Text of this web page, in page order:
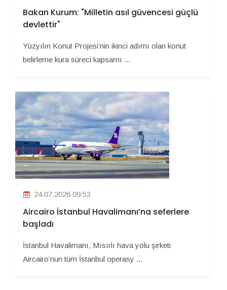
Bakan Kurum: "Milletin asıl güvencesi güçlü
devlettir"
Yüzyılın Konut Projesi’nin ikinci adımı olan konut
belirleme kura süreci kapsamı ...
24.07.2026 09:53
Aircairo İstanbul Havalimanı’na seferlere
başladı
İstanbul Havalimanı, Mısırlı hava yolu şirketi
Aircairo’nun tüm İstanbul operasy ...